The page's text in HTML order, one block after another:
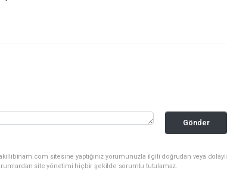
Gönder
sitesine yaptığınız yorumunuzla ilgili doğrudan veya dolaylı
site yönetimi hiçbir şekilde sorumlu tutulamaz.